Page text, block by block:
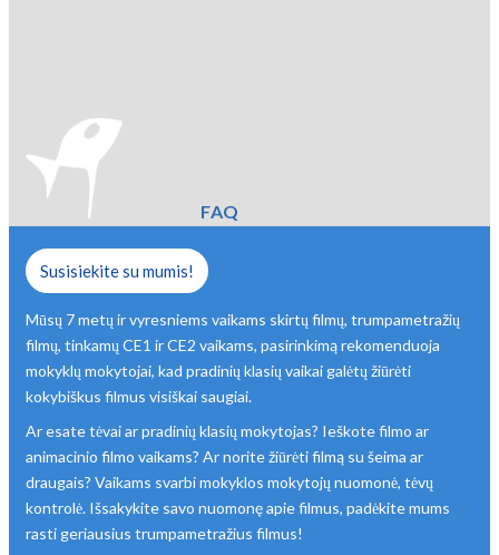
FAQ
Susisiekite su mumis!
Mūsų 7 metų ir vyresniems vaikams skirtų filmų, trumpametražių
filmų, tinkamų CE1 ir CE2 vaikams, pasirinkimą rekomenduoja
mokyklų mokytojai, kad pradinių klasių vaikai galėtų žiūrėti
kokybiškus filmus visiškai saugiai.
Ar esate tėvai ar pradinių klasių mokytojas? Ieškote filmo ar
animacinio filmo vaikams? Ar norite žiūrėti filmą su šeima ar
draugais? Vaikams svarbi mokyklos mokytojų nuomonė, tėvų
kontrolė. Išsakykite savo nuomonę apie filmus, padėkite mums
rasti geriausius trumpametražius filmus!